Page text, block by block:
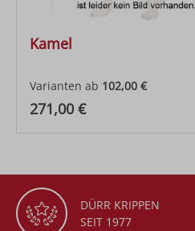
Kamel
Varianten ab 102,00 €
Regulärer Preis:
271,00 €
DÜRR KRIPPEN
SEIT 1977